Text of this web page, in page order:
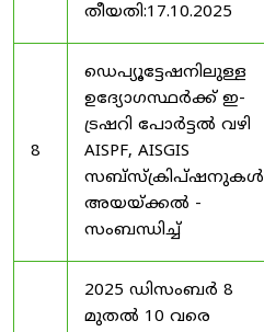
തീയതി:17.10.2025
8
ഡെപ്യൂട്ടേഷനിലുള്ള
ഉദ്യോഗസ്ഥർക്ക് ഇ-
ട്രഷറി പോർട്ടൽ വഴി
AISPF, AISGIS
സബ്‌സ്‌ക്രിപ്‌ഷനുകൾ
അയയ്ക്കൽ -
സംബന്ധിച്ച്
2025 ഡിസംബർ 8
മുതൽ 10 വരെ